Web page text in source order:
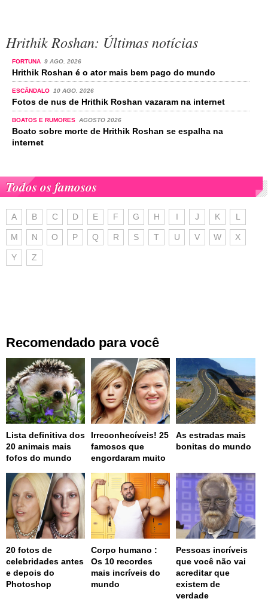
Hrithik Roshan: Últimas notícias
FORTUNA 9 AGO. 2026
Hrithik Roshan é o ator mais bem pago do mundo
ESCÂNDALO 10 AGO. 2026
Fotos de nus de Hrithik Roshan vazaram na internet
BOATOS E RUMORES AGOSTO 2026
Boato sobre morte de Hrithik Roshan se espalha na
internet
Todos os famosos
A B C D E F G H I J K L
M N O P Q R S T U V W X
Y Z
Recomendado para você
Lista definitiva dos
20 animais mais
fofos do mundo
Irreconhecíveis! 25
famosos que
engordaram muito
As estradas mais
bonitas do mundo
20 fotos de
celebridades antes
e depois do
Photoshop
Corpo humano :
Os 10 recordes
mais incríveis do
mundo
Pessoas incríveis
que você não vai
acreditar que
existem de
verdade